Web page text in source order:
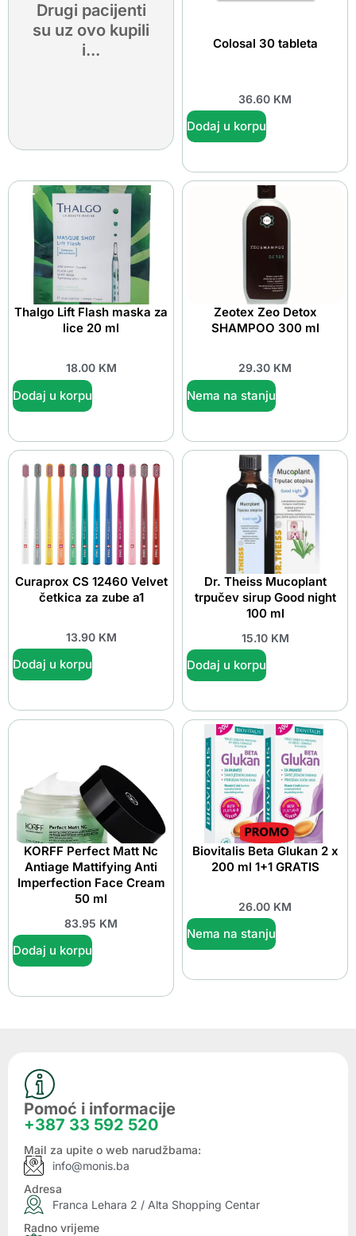
Drugi pacijenti
su uz ovo kupili
i...
Colosal 30 tableta
36.60 KM
Dodaj u korpu
Thalgo Lift Flash maska za
lice 20 ml
18.00 KM
Dodaj u korpu
Zeotex Zeo Detox
SHAMPOO 300 ml
29.30 KM
Nema na stanju
Curaprox CS 12460 Velvet
četkica za zube a1
13.90 KM
Dodaj u korpu
Dr. Theiss Mucoplant
trpučev sirup Good night
100 ml
15.10 KM
Dodaj u korpu
KORFF Perfect Matt Nc
Antiage Mattifying Anti
Imperfection Face Cream
50 ml
83.95 KM
Dodaj u korpu
Biovitalis Beta Glukan 2 x
200 ml 1+1 GRATIS
26.00 KM
Nema na stanju
Pomoć i informacije
+387 33 592 520
Mail za upite o web narudžbama:
info@monis.ba
Adresa
Franca Lehara 2 / Alta Shopping Centar
Radno vrijeme